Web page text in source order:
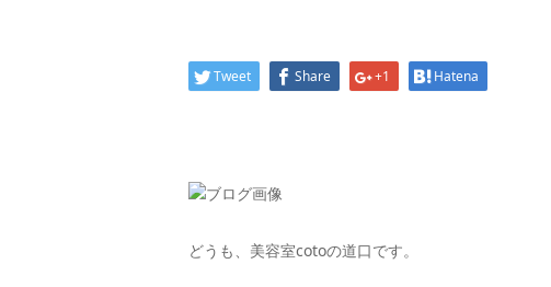
Tweet Share +1 Hatena
どうも、美容室cotoの道口です。